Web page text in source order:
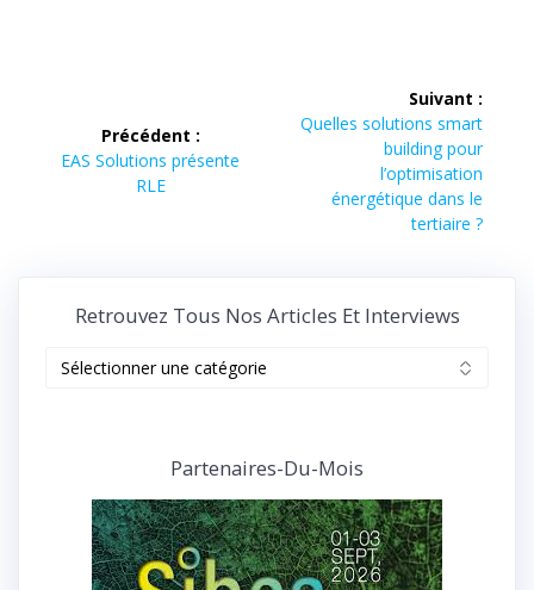
l’article
Précédent :
Article
précédent :
EAS Solutions présente
RLE
Suivant :
Article
Quelles solutions smart
building pour
l’optimisation
énergétique dans le
tertiaire ?
Retrouvez Tous Nos Articles Et Interviews
interviews
Partenaires-Du-Mois